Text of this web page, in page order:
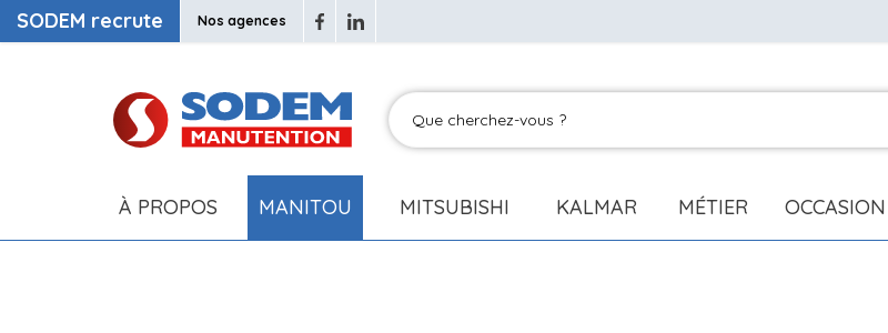
SODEM recrute Nos agences
À PROPOS MANITOU MITSUBISHI KALMAR MÉTIER OCCASION